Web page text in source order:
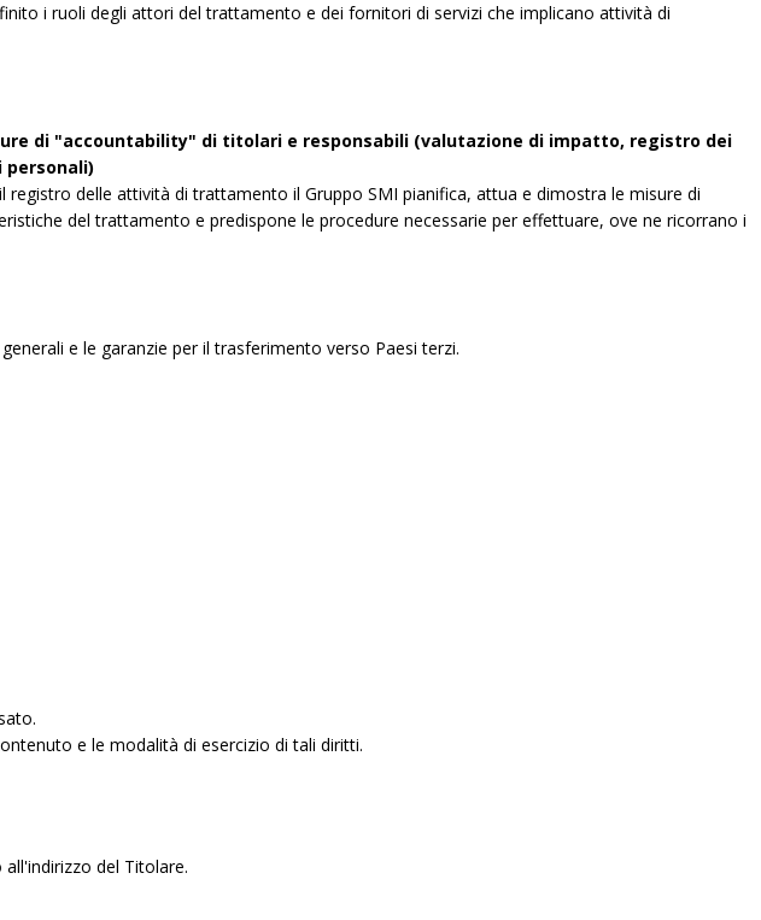
i ruoli degli attori del trattamento e dei fornitori di servizi che implicano attività di
di "accountability" di titolari e responsabili (valutazione di impatto, registro dei
delle attività di trattamento il Gruppo SMI pianifica, attua e dimostra le misure di
del trattamento e predispone le procedure necessarie per effettuare, ove ne ricorrano i
e le garanzie per il trasferimento verso Paesi terzi.
e le modalità di esercizio di tali diritti.
del Titolare.